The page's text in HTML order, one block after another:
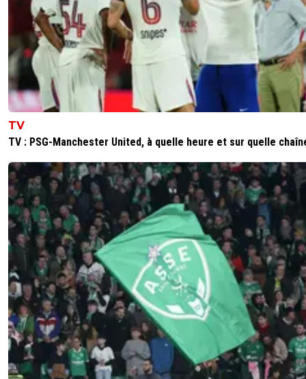
0+ Répondre
dirtyshady41 21 août 2025 à 19:35 1891
Normale cette décision.
0+ Répondre
Petite question il est où Mangala ?
0+ Répondre
fanch-ol 21 août 2025 à 18:35 +5
En phase de réathlétisation lors de la reprise après
grave blessure.
0+ Répondre
freeman73 21 août 2025 à 18:56
Merci
0+ Répondre
ragnar-lothbrok-stop-textor 21 août 2025 à 18:24 +39
TV
TV : PSG-Manchester United, à quelle heure et sur quelle